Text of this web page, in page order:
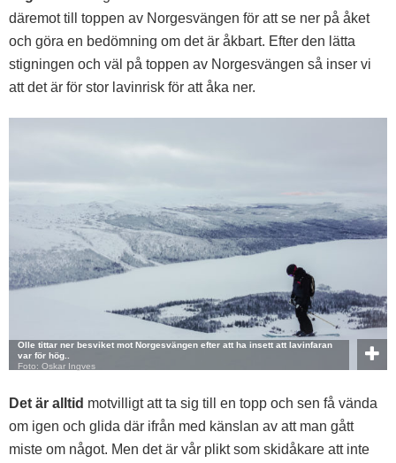
däremot till toppen av Norgesvängen för att se ner på åket
och göra en bedömning om det är åkbart. Efter den lätta
stigningen och väl på toppen av Norgesvängen så inser vi
att det är för stor lavinrisk för att åka ner.
Olle tittar ner besviket mot Norgesvängen efter att ha insett att lavinfaran
var för hög..
Foto: Oskar Ingves
Det är alltid motvilligt att ta sig till en topp och sen få vända
om igen och glida där ifrån med känslan av att man gått
miste om något. Men det är vår plikt som skidåkare att inte